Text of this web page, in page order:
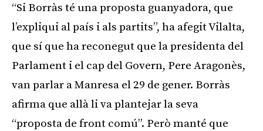
“Si Borràs té una proposta guanyadora, que
l’expliqui al país i als partits”, ha afegit Vilalta,
que sí que ha reconegut que la presidenta del
Parlament i el cap del Govern, Pere Aragonès,
van parlar a Manresa el 29 de gener. Borràs
afirma que allà li va plantejar la seva
“proposta de front comú”. Però manté que